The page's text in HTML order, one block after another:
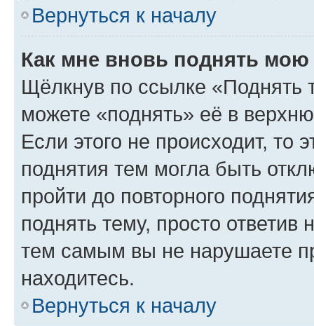
Вернуться к началу
Как мне вновь поднять мою
Щёлкнув по ссылке «Поднять
можете «поднять» её в
Если этого не происходит, то
поднятия тем могла быть
пройти до повторного
поднять тему, просто ответив
тем самым вы не нарушаете
находитесь.
Вернуться к началу